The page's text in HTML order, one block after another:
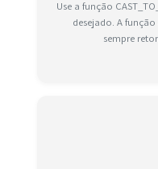
Use a função
desejado. A
sempre